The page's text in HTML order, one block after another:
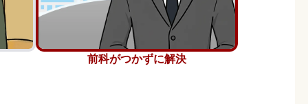
前科がつかずに解決